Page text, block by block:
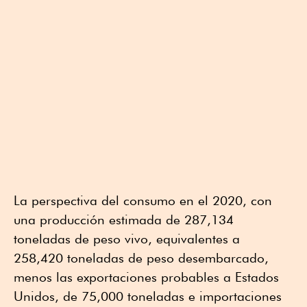
La perspectiva del consumo en el 2020, con
una producción estimada de 287,134
toneladas de peso vivo, equivalentes a
258,420 toneladas de peso desembarcado,
menos las exportaciones probables a Estados
Unidos, de 75,000 toneladas e importaciones